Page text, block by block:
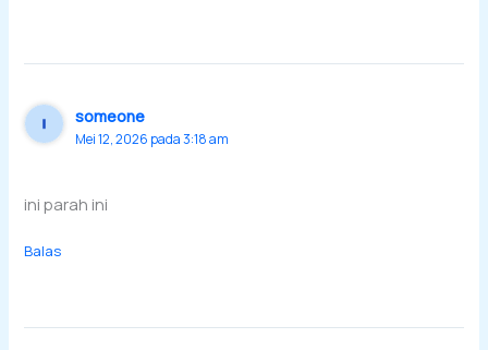
someone
Mei 12, 2026 pada 3:18 am
ini parah ini
Balas